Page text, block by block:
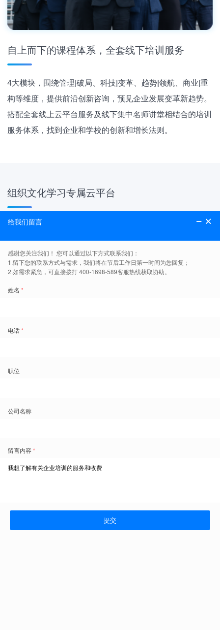
自上而下的课程体系，全套线下培训服务
4大模块，围绕管理|破局、科技|变革、趋势|领航、商业|重
构等维度，提供前沿创新咨询，预见企业发展变革新趋势。
搭配全套线上云平台服务及线下集中名师讲堂相结合的培训
服务体系，找到企业和学校的创新和增长法则。
组织文化学习专属云平台
一键生成企业专属培训平台，让企业LOGO，企业文化，企
业定制课程等，一键部署，直接通过线上学习同时传达。轻
松制定学习计划，考试管理和实施培训。超级云盘支持自主
上传培训资料。全面掌控培训效果。